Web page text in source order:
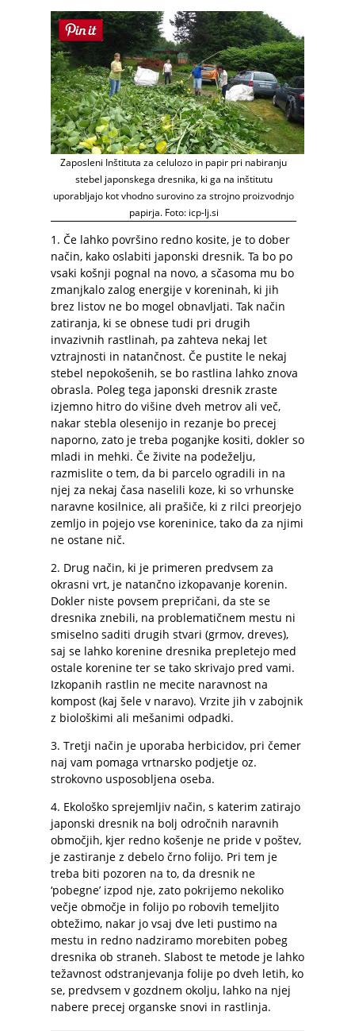
Zaposleni Inštituta za celulozo in papir pri nabiranju
stebel japonskega dresnika, ki ga na inštitutu
uporabljajo kot vhodno surovino za strojno proizvodnjo
papirja. Foto: icp-lj.si
1. Če lahko površino redno kosite, je to dober
način, kako oslabiti japonski dresnik. Ta bo po
vsaki košnji pognal na novo, a sčasoma mu bo
zmanjkalo zalog energije v koreninah, ki jih
brez listov ne bo mogel obnavljati. Tak način
zatiranja, ki se obnese tudi pri drugih
invazivnih rastlinah, pa zahteva nekaj let
vztrajnosti in natančnost. Če pustite le nekaj
stebel nepokošenih, se bo rastlina lahko znova
obrasla. Poleg tega japonski dresnik zraste
izjemno hitro do višine dveh metrov ali več,
nakar stebla olesenijo in rezanje bo precej
naporno, zato je treba poganjke kositi, dokler so
mladi in mehki. Če živite na podeželju,
razmislite o tem, da bi parcelo ogradili in na
njej za nekaj časa naselili koze, ki so vrhunske
naravne kosilnice, ali prašiče, ki z rilci preorjejo
zemljo in pojejo vse koreninice, tako da za njimi
ne ostane nič.
2. Drug način, ki je primeren predvsem za
okrasni vrt, je natančno izkopavanje korenin.
Dokler niste povsem prepričani, da ste se
dresnika znebili, na problematičnem mestu ni
smiselno saditi drugih stvari (grmov, dreves),
saj se lahko korenine dresnika prepletejo med
ostale korenine ter se tako skrivajo pred vami.
Izkopanih rastlin ne mecite naravnost na
kompost (kaj šele v naravo). Vrzite jih v zabojnik
z biološkimi ali mešanimi odpadki.
3. Tretji način je uporaba herbicidov, pri čemer
naj vam pomaga vrtnarsko podjetje oz.
strokovno usposobljena oseba.
4. Ekološko sprejemljiv način, s katerim zatirajo
japonski dresnik na bolj odročnih naravnih
območjih, kjer redno košenje ne pride v poštev,
je zastiranje z debelo črno folijo. Pri tem je
treba biti pozoren na to, da dresnik ne
‘pobegne’ izpod nje, zato pokrijemo nekoliko
večje območje in folijo po robovih temeljito
obtežimo, nakar jo vsaj dve leti pustimo na
mestu in redno nadziramo morebiten pobeg
dresnika ob straneh. Slabost te metode je lahko
težavnost odstranjevanja folije po dveh letih, ko
se, predvsem v gozdnem okolju, lahko na njej
nabere precej organske snovi in rastlinja.